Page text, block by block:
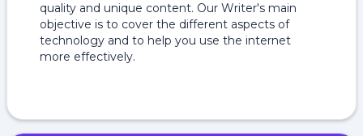
quality and unique content. Our Writer's main
objective is to cover the different aspects of
technology and to help you use the internet
more effectively.